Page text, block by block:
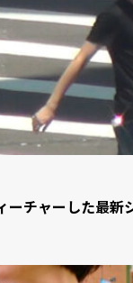
ーチャーした最新